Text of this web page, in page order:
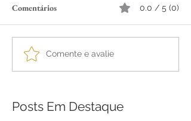
Comentários 0.0 / 5 (0)
Comente e avalie
Posts Em Destaque